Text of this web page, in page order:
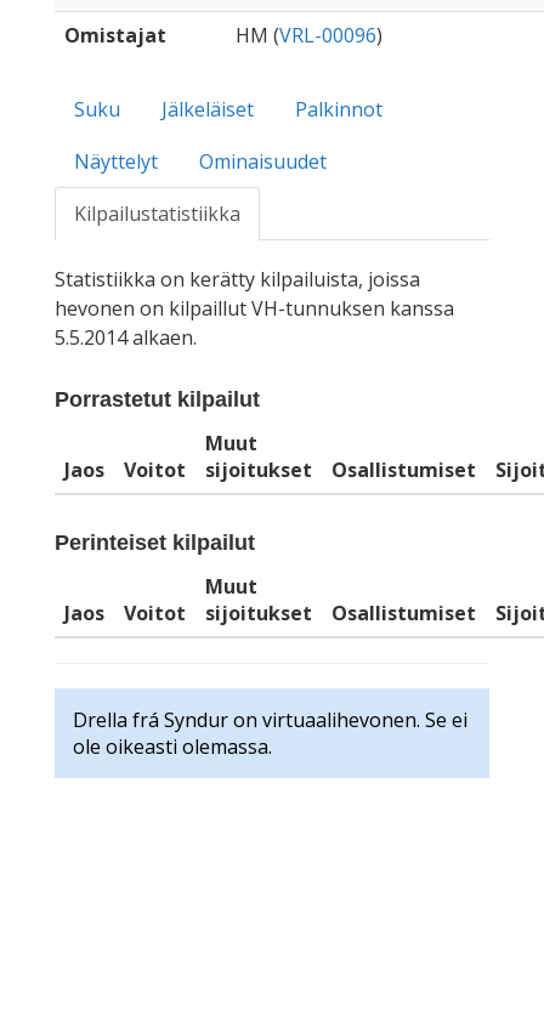
Omistajat
HM (VRL-00096)
Suku Jälkeläiset
Palkinnot
Näyttelyt
Ominaisuudet
Kilpailustatistiikka
Statistiikka on kerätty kilpailuista, joissa
hevonen on kilpaillut VH-tunnuksen kanssa
5.5.2014 alkaen.
Porrastetut kilpailut
Jaos Voitot
Muut
sijoitukset
Osallistumiset
Perinteiset kilpailut
Jaos Voitot
Muut
sijoitukset
Osallistumiset
Drella frá Syndur on virtuaalihevonen. Se ei
ole oikeasti olemassa.